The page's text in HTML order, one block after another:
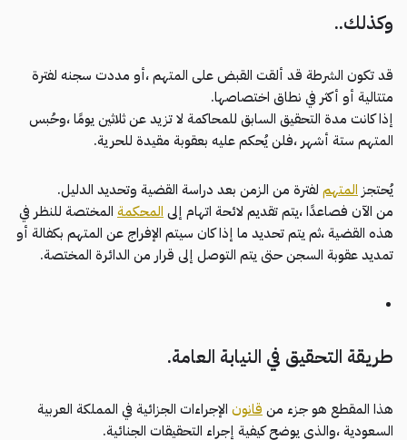
وكذلك..
قد تكون الشرطة قد ألقت القبض على المتهم ،أو مددت سجنه لفترة
متتالية أو أكثر في نطاق اختصاصها.
إذا كانت مدة التحقيق السابق للمحاكمة لا تزيد عن ثلاثين يومًا ،وحُبس
المتهم ستة أشهر ،فلن يُحكم عليه بعقوبة مقيدة للحرية.
يُحتجز المتهم لفترة من الزمن بعد دراسة القضية وتحديد الدليل.
من الآن فصاعدًا ،يتم تقديم لائحة اتهام إلى المحكمة المختصة للنظر في
هذه القضية ،ثم يتم تحديد ما إذا كان سيتم الإفراج عن المتهم بكفالة أو
تمديد عقوبة السجن حتى يتم التوصل إلى قرار من الدائرة المختصة.
طريقة التحقيق في النيابة العامة.
هذا المقطع هو جزء من قانون الإجراءات الجزائية في المملكة العربية
السعودية ،والذي يوضح كيفية إجراء التحقيقات الجنائية.